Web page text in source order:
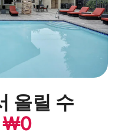
올릴 수
₩0